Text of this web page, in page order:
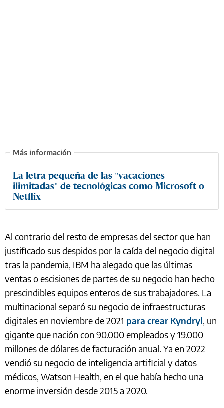
La letra pequeña de las "vacaciones
ilimitadas" de tecnológicas como Microsoft o
Netflix
Al contrario del resto de empresas del sector que han
justificado sus despidos por la caída del negocio digital
tras la pandemia, IBM ha alegado que las últimas
ventas o escisiones de partes de su negocio han hecho
prescindibles equipos enteros de sus trabajadores. La
multinacional separó su negocio de infraestructuras
digitales en noviembre de 2021 para crear Kyndryl, un
gigante que nación con 90.000 empleados y 19.000
millones de dólares de facturación anual. Ya en 2022
vendió su negocio de inteligencia artificial y datos
médicos, Watson Health, en el que había hecho una
enorme inversión desde 2015 a 2020.